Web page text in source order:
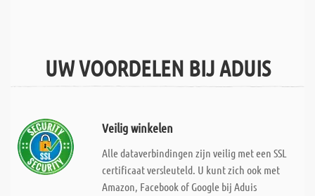
UW VOORDELEN BIJ ADUIS
Veilig winkelen
Alle dataverbindingen zijn veilig met een SSL
certificaat versleuteld. U kunt zich ook met
Amazon, Facebook of Google bij Aduis